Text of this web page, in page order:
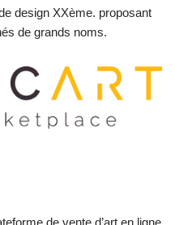
design XXème. proposant
de grands noms.
de vente d’art en ligne